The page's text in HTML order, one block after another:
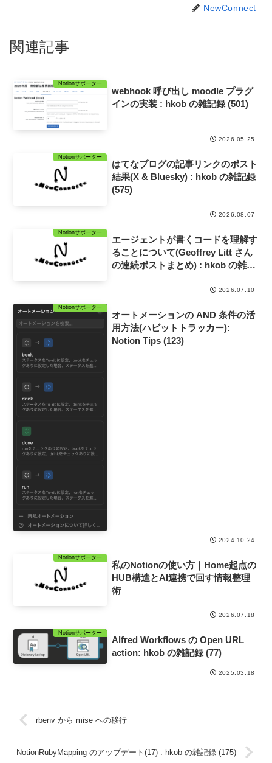
NewConnect
関連記事
Notionサポーター
webhook 呼び出し moodle プラグ
インの実装 : hkob の雑記録 (501)
2026.05.25
Notionサポーター
はてなブログの記事リンクのポスト
結果(X & Bluesky) : hkob の雑記録
(575)
2026.08.07
Notionサポーター
エージェントが書くコードを理解す
ることについて(Geoffrey Litt さん
の連続ポストまとめ) : hkob の雑記
2026.07.10
Notionサポーター
オートメーションの AND 条件の活
用方法(ハビットトラッカー):
Notion Tips (123)
2024.10.24
Notionサポーター
私のNotionの使い方｜Home起点の
HUB構造とAI連携で回す情報整理
術
2026.07.18
Notionサポーター
Alfred Workflows の Open URL
action: hkob の雑記録 (77)
2025.03.18
rbenv から mise への移行
NotionRubyMapping のアップデート(17) : hkob の雑記録 (175)